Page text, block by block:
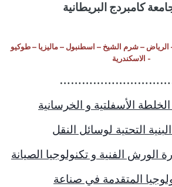
كامبردج البريطانية
الرياض – شرم الشيخ – اسطنبول – ماليزيا – طوكيو
- الاسكندرية
الأسفلتية و الخرسانية
التحتية لوسائل النقل
الفنية و تكنولوجيا الصيانة
المتقدمة في صناعة